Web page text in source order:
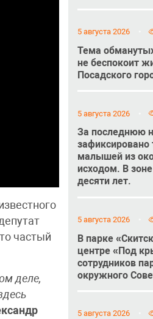
частый
деле,
5 августа 2026
Тема
не беспокоит
Посадского
5 августа 2026
За последнюю
зафиксировано
малышей из
исходом. В
десяти лет.
5 августа 2026
В парке
центре «Под
сотрудников
окружного
5 августа 2026